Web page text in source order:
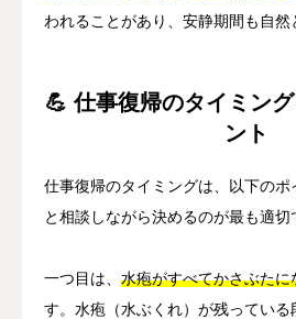
われることがあり、安静期間も自然
💪 仕事復帰のタイミン
ント
仕事復帰のタイミングは、以下の
と相談しながら決めるのが最も適切
一つ目は、 水疱がすべてかさぶた
す。水疱（水ぶくれ）が残ってい